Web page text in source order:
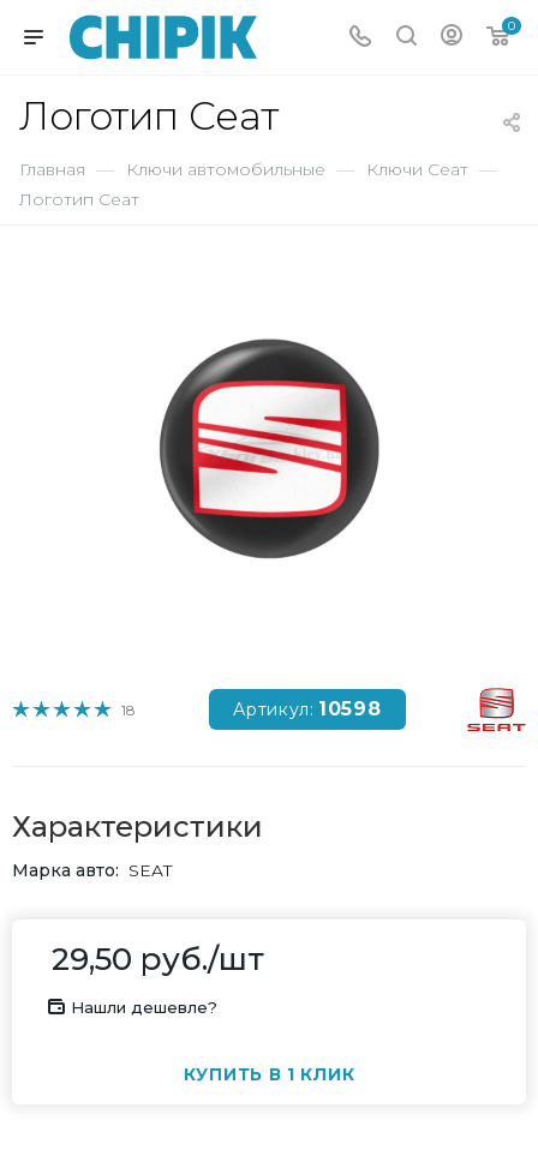
0
Логотип Сеат
Главная — Ключи автомобильные — Ключи Сеат —
Логотип Сеат
18 Артикул: 10598
Характеристики
Марка авто SEAT
29,50 руб./шт
Нашли дешевле?
КУПИТЬ В 1 КЛИК